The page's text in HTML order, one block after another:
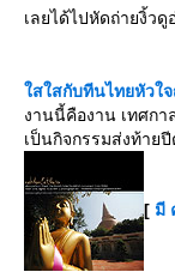
เลยได้ไปหัดถ่ายงิ้วดู
สใสกับทีนไทยหัวใ
งานนี้คืองาน เทศก
เป็นกิจกรรมส่งท้าย
[ มี